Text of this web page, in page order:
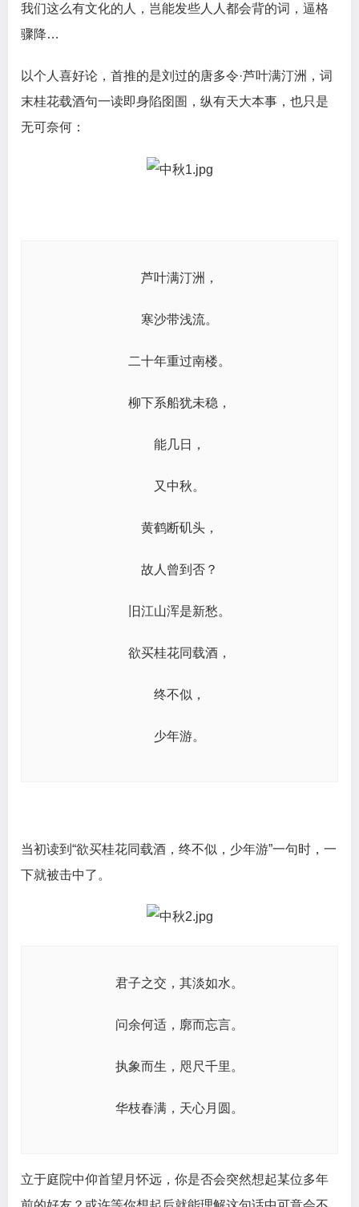
我们这么有文化的人，岂能发些人人都会背的词，逼格
骤降…
以个人喜好论，首推的是刘过的唐多令·芦叶满汀洲，词
末桂花载酒句一读即身陷囹圄，纵有天大本事，也只是
无可奈何：
芦叶满汀洲，
寒沙带浅流。
二十年重过南楼。
柳下系船犹未稳，
能几日，
又中秋。
黄鹤断矶头，
故人曾到否？
旧江山浑是新愁。
欲买桂花同载酒，
终不似，
少年游。
当初读到“欲买桂花同载酒，终不似，少年游”一句时，一
下就被击中了。
君子之交，其淡如水。
问余何适，廓而忘言。
执象而生，咫尺千里。
华枝春满，天心月圆。
立于庭院中仰首望月怀远，你是否会突然想起某位多年